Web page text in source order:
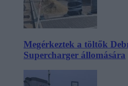
Megérkeztek a töltők
Supercharger állomására